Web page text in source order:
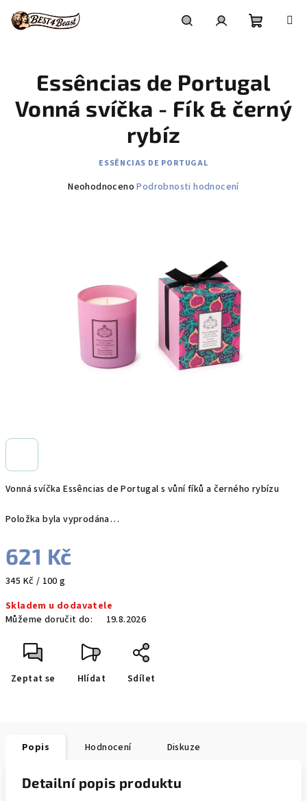
obsah
košík
Vonná svíčka Essências de Portugal s vůní fíků a černého rybízu
Položka byla vyprodána…
621 Kč
Měrná
345 Kč / 100 g
Skladem u dodavatele
Můžeme doručit do:
19.8.2026
Zeptat se Hlídat Sdílet
Essências de Portugal
Vonná svíčka - Fík & černý
rybíz
ESSÊNCIAS DE PORTUGAL
Průměrné
hvězdiček.
Neohodnoceno Podrobnosti hodnocení
Popis Hodnocení Diskuze
Detailní popis produktu